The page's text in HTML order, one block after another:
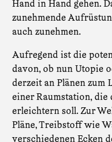
Hand in Hand gehen.
zunehmende
auch zunehmen.
Aufregend ist die
davon, ob nun Utopie
derzeit an Plänen zum
einer Raumstation,
erleichtern soll. Zur
Pläne, Treibstoff wie
verschiedenen Ecken